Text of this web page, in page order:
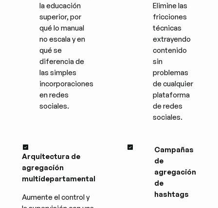
la educación
superior, por
qué lo manual
no escala y en
qué se
diferencia de
las simples
incorporaciones
en redes
sociales.
Elimine las
fricciones
técnicas
extrayendo
contenido
sin
problemas
de cualquier
plataforma
de redes
sociales.
Arquitectura de
agregación
multidepartamental
Aumente el control y
Campañas
de
agregación
de
hashtags